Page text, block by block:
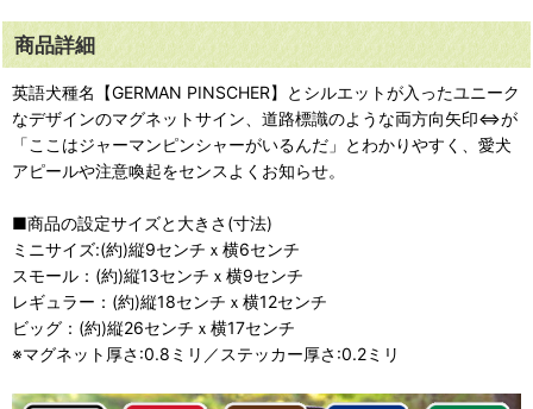
商品詳細
英語犬種名【GERMAN PINSCHER】とシルエットが入ったユニーク
なデザインのマグネットサイン、道路標識のような両方向矢印⇔が
「ここはジャーマンピンシャーがいるんだ」とわかりやすく、愛犬
アピールや注意喚起をセンスよくお知らせ。
■商品の設定サイズと大きさ(寸法)
ミニサイズ:(約)縦9センチｘ横6センチ
スモール：(約)縦13センチｘ横9センチ
レギュラー：(約)縦18センチｘ横12センチ
ビッグ：(約)縦26センチｘ横17センチ
※マグネット厚さ:0.8ミリ／ステッカー厚さ:0.2ミリ